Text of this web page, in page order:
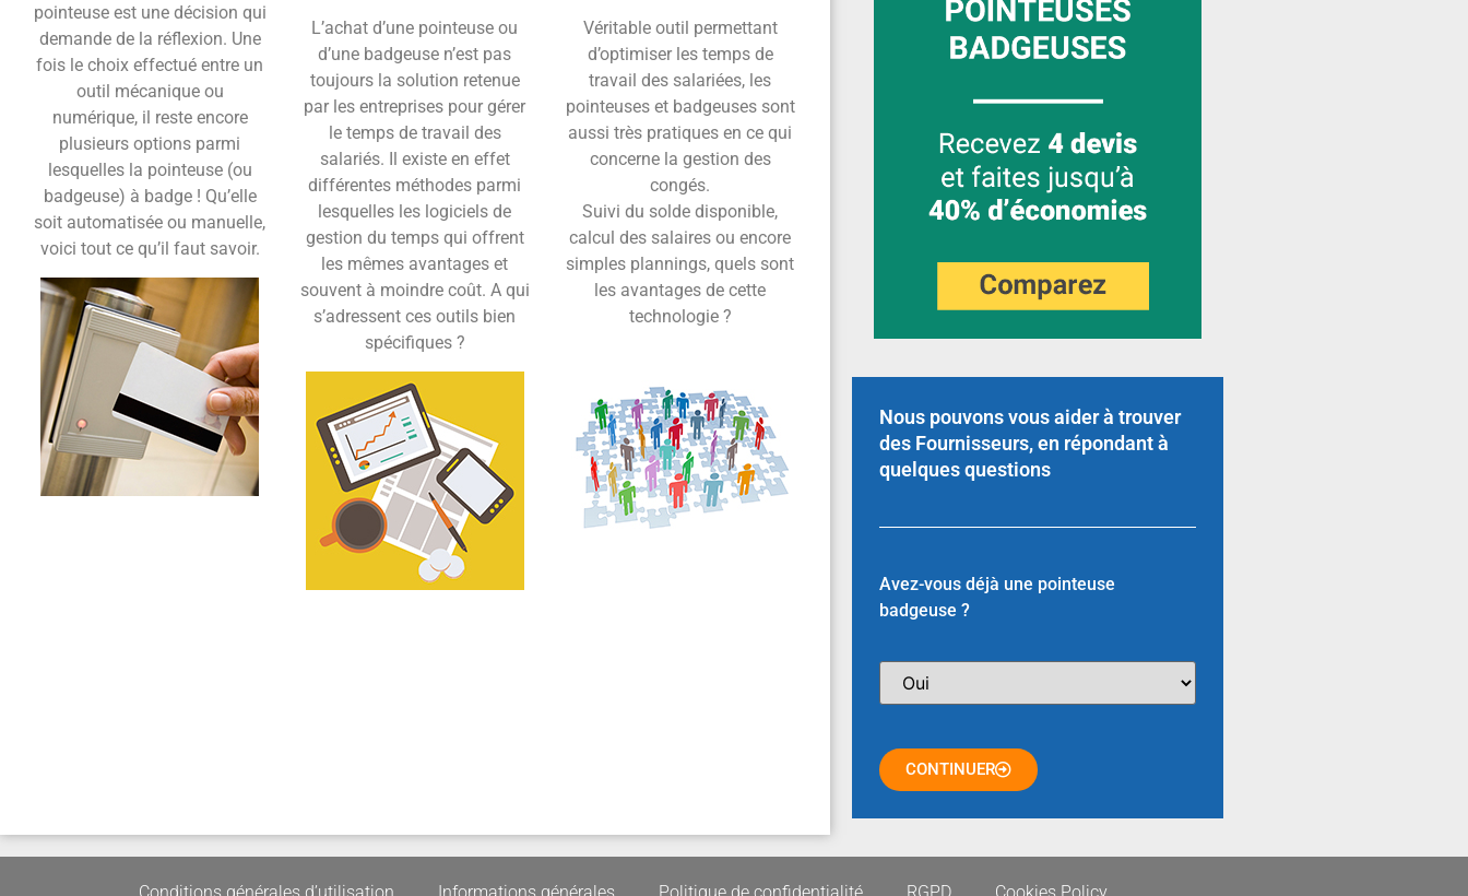
pointeuse est une décision qui
demande de la réflexion. Une
fois le choix effectué entre un
outil mécanique ou
numérique, il reste encore
plusieurs options parmi
lesquelles la pointeuse (ou
badgeuse) à badge ! Qu’elle
soit automatisée ou manuelle,
voici tout ce qu’il faut savoir.
L’achat d’une pointeuse ou
d’une badgeuse n’est pas
toujours la solution retenue
par les entreprises pour gérer
le temps de travail des
salariés. Il existe en effet
différentes méthodes parmi
lesquelles les logiciels de
gestion du temps qui offrent
les mêmes avantages et
souvent à moindre coût. A qui
s’adressent ces outils bien
spécifiques ?
Véritable outil permettant
d’optimiser les temps de
travail des salariées, les
pointeuses et badgeuses sont
aussi très pratiques en ce qui
concerne la gestion des
congés.
Suivi du solde disponible,
calcul des salaires ou encore
simples plannings, quels sont
les avantages de cette
technologie ?
Nous pouvons vous aider à trouver
des Fournisseurs, en répondant à
quelques questions
Avez-vous déjà une pointeuse
badgeuse ?
CONTINUER